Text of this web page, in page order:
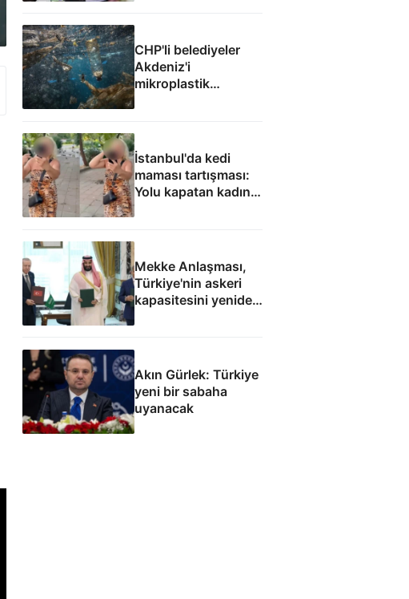
CHP'li belediyeler
Akdeniz'i
mikroplastik
felaketine teslim etti
İstanbul'da kedi
maması tartışması:
Yolu kapatan kadın
gözaltında
Mekke Anlaşması,
Türkiye'nin askeri
kapasitesini yeniden
uluslararası
gündemine getirdi
Akın Gürlek: Türkiye
yeni bir sabaha
uyanacak